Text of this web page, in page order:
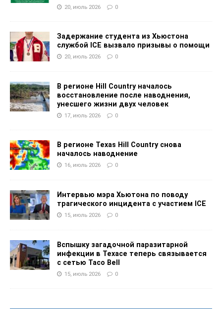
20, июль 2026 0
Задержание студента из Хьюстона
службой ICE вызвало призывы о помощи
20, июль 2026 0
В регионе Hill Country началось
восстановление после наводнения,
унесшего жизни двух человек
17, июль 2026 0
В регионе Texas Hill Country снова
началось наводнение
16, июль 2026 0
Интервью мэра Хьютона по поводу
трагического инцидента с участием ICE
15, июль 2026 0
Вспышку загадочной паразитарной
инфекции в Техасе теперь связывается
с сетью Taco Bell
15, июль 2026 0